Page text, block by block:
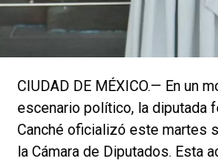
CIUDAD DE MÉXICO.— En un
escenario político, la diputada
Canché oficializó este martes
la Cámara de Diputados. Esta